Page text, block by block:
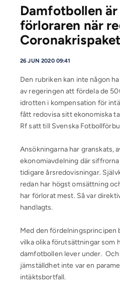
Damfotbollen
förloraren när
26 JUN 2020 09:41
Den rubriken kan inte någon
av regeringen att fördela de
idrotten i kompensation för
fått redovisa sitt ekonomiska
Rf satt till Svenska
Ansökningarna har granskats,
ekonomiavdelning där
tidigare årsredovisningar.
redan har högst omsättning
har förlorat mest. Så var
handlagts.
Med den fördelningsprincipen
vilka olika förutsättningar som
damfotbollen lever under.
jämställdhet inte var en
intäktsbortfall.